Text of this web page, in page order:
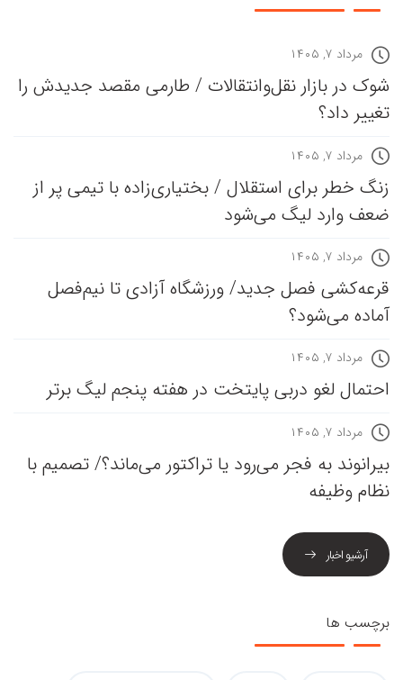
مرداد ۷, ۱۴۰۵
شوک در بازار نقل‌وانتقالات / طارمی مقصد جدیدش را
تغییر داد؟
مرداد ۷, ۱۴۰۵
زنگ خطر برای استقلال / بختیاری‌زاده با تیمی پر از
ضعف وارد لیگ می‌شود
مرداد ۷, ۱۴۰۵
قرعه‎‌کشی فصل جدید/ ورزشگاه آزادی تا نیم‌فصل
آماده می‌شود؟
مرداد ۷, ۱۴۰۵
احتمال لغو دربی پایتخت در هفته پنجم لیگ برتر
مرداد ۷, ۱۴۰۵
بیرانوند به فجر می‌رود یا تراکتور می‌ماند؟/ تصمیم با
نظام وظیفه
آرشیو اخبار
برچسب ها